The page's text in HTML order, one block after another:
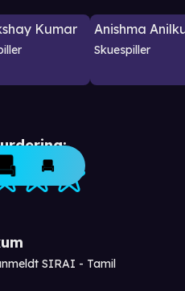
Kumar Anishma
Skuespiller
SIRAI - Tamil